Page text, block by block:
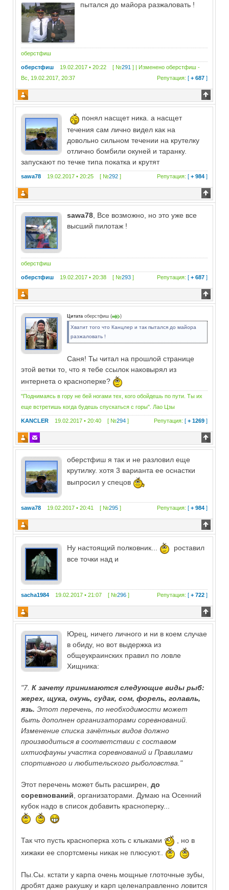
пытался до майора разжаловать !
оберстфиш
оберстфиш 19.02.2017 • 20:22 [ №291 ] | Измененооберстфиш -
Вс, 19.02.2017, 20:37
Репутация: [+ 687 ]
понял насщет ника. а насщет
течения сам лично видел как на
довольно сильном течении на крутелку
отлично бомбили окуней и таранку.
запускают по течке типа покатка и крутят
sawa78 19.02.2017 • 20:25 [ №292 ] Репутация: [+ 984 ]
sawa78 , Все возможно, но это уже все
высший пилотаж !
оберстфиш
оберстфиш 19.02.2017 • 20:38 [ №293 ] Репутация: [+ 687 ]
Цитата оберстфиш ( )
Хватит того что Канцлер и так пытался до майора
разжаловать !
Саня! Ты читал на прошлой странице
этой ветки то, что я тебе ссылок наковырял из
интернета о красноперке?
"Поднимаясь в гору не бей ногами тех, кого обойдешь по пути. Ты их
еще встретишь когда будешь спускаться с горы". Лао Цзы
KANCLER 19.02.2017 • 20:40 [ №294 ] Репутация: [+ 1269 ]
оберстфиш я так и не разловил еще
крутилку. хотя 3 варианта ее оснастки
выпросил у спецов
sawa78 19.02.2017 • 20:41 [ №295 ] Репутация: [+ 984 ]
Ну настоящий полковник...
роставил
все точки над и
sacha1984 19.02.2017 • 21:07 [ №296 ] Репутация: [+ 722 ]
Юрец, ничего личного и ни в коем случае
в обиду, но вот выдержка из
общеукраинских правил по ловле
Хищника:
"7.К зачету принимаются следующие виды рыб:
жерех, щука, окунь, судак, сом, форель, голавль,
язь. Этот перечень, по необходимости может
быть дополнен организаторами соревнований.
Изменение списка зачётных видов должно
производиться в соответствии с составом
ихтиофауны участка соревнований и Правилами
спортивного и любительского рыболовства."
Этот перечень может быть расширен,до
соревнований , организаторами. Думаю на Осенний
кубок надо в список добавить красноперку...
Так что пусть красноперка хоть с клыками
, но в
хижаки ее спортсмены никак не плюсуют..
Пы.Сы. кстати у карпа очень мощные глоточные зубы,
дробят даже ракушку и карп целенаправленно ловится